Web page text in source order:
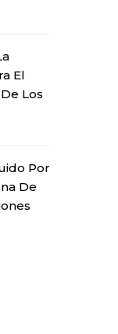
El
Los
Por
De